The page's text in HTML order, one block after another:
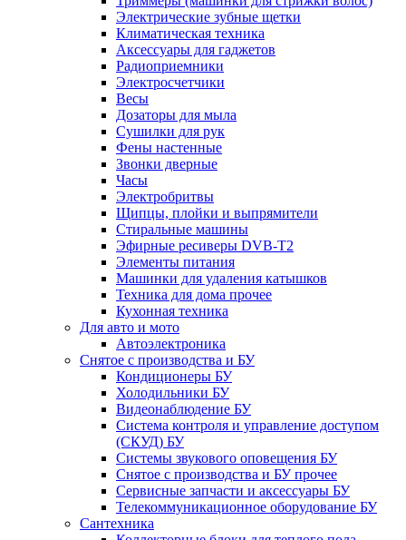
Электрические зубные щетки
Климатическая техника
Аксессуары для гаджетов
Радиоприемники
Электросчетчики
Весы
Дозаторы для мыла
Сушилки для рук
Фены настенные
Звонки дверные
Часы
Электробритвы
Щипцы, плойки и выпрямители
Стиральные машины
Эфирные ресиверы DVB-T2
Элементы питания
Машинки для удаления катышков
Техника для дома прочее
Кухонная техника
Для авто и мото
Автоэлектроника
Снятое с производства и БУ
Кондиционеры БУ
Холодильники БУ
Видеонаблюдение БУ
Система контроля и управление доступом
(СКУД) БУ
Системы звукового оповещения БУ
Снятое с производства и БУ прочее
Сервисные запчасти и аксессуары БУ
Телекоммуникационное оборудование БУ
Сантехника